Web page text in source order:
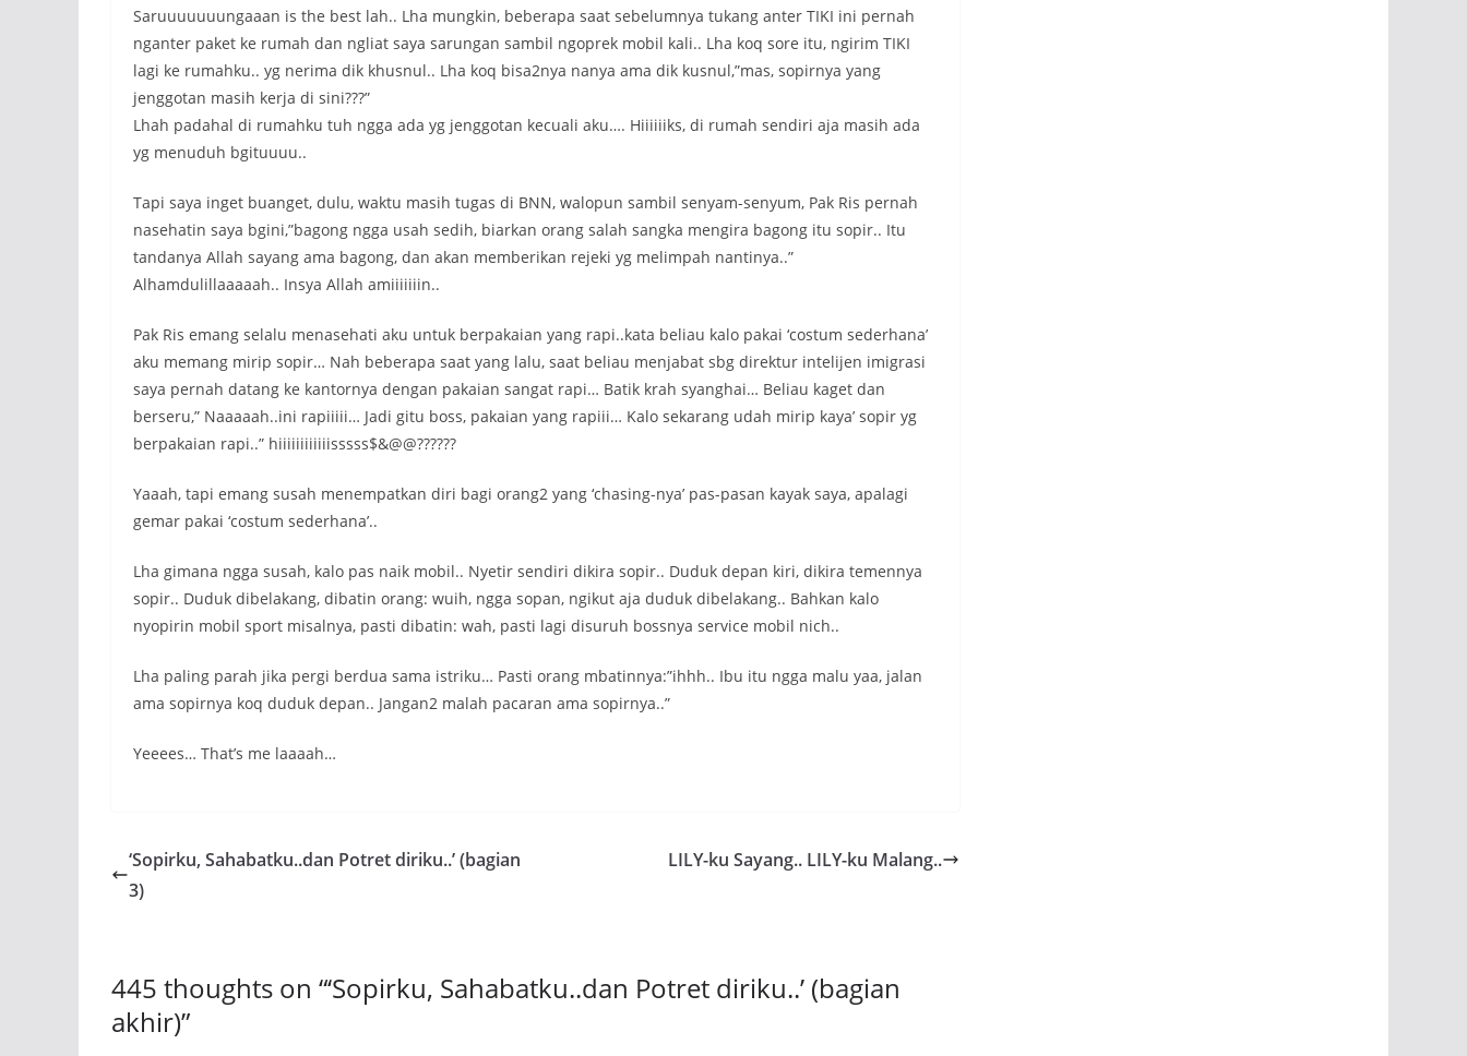
Saruuuuuuungaaan is the best lah.. Lha mungkin, beberapa saat sebelumnya tukang anter TIKI ini pernah
nganter paket ke rumah dan ngliat saya sarungan sambil ngoprek mobil kali.. Lha koq sore itu, ngirim TIKI
lagi ke rumahku.. yg nerima dik khusnul.. Lha koq bisa2nya nanya ama dik kusnul,”mas, sopirnya yang
jenggotan masih kerja di sini???”
Lhah padahal di rumahku tuh ngga ada yg jenggotan kecuali aku…. Hiiiiiiks, di rumah sendiri aja masih ada
yg menuduh bgituuuu..
Tapi saya inget buanget, dulu, waktu masih tugas di BNN, walopun sambil senyam-senyum, Pak Ris pernah
nasehatin saya bgini,”bagong ngga usah sedih, biarkan orang salah sangka mengira bagong itu sopir.. Itu
tandanya Allah sayang ama bagong, dan akan memberikan rejeki yg melimpah nantinya..”
Alhamdulillaaaaah.. Insya Allah amiiiiiiin..
Pak Ris emang selalu menasehati aku untuk berpakaian yang rapi..kata beliau kalo pakai ‘costum sederhana’
aku memang mirip sopir… Nah beberapa saat yang lalu, saat beliau menjabat sbg direktur intelijen imigrasi
saya pernah datang ke kantornya dengan pakaian sangat rapi… Batik krah syanghai… Beliau kaget dan
berseru,” Naaaaah..ini rapiiiii… Jadi gitu boss, pakaian yang rapiii… Kalo sekarang udah mirip kaya’ sopir yg
berpakaian rapi..” hiiiiiiiiiiiisssss$&@@??????
Yaaah, tapi emang susah menempatkan diri bagi orang2 yang ‘chasing-nya’ pas-pasan kayak saya, apalagi
gemar pakai ‘costum sederhana’..
Lha gimana ngga susah, kalo pas naik mobil.. Nyetir sendiri dikira sopir.. Duduk depan kiri, dikira temennya
sopir.. Duduk dibelakang, dibatin orang: wuih, ngga sopan, ngikut aja duduk dibelakang.. Bahkan kalo
nyopirin mobil sport misalnya, pasti dibatin: wah, pasti lagi disuruh bossnya service mobil nich..
Lha paling parah jika pergi berdua sama istriku… Pasti orang mbatinnya:”ihhh.. Ibu itu ngga malu yaa, jalan
ama sopirnya koq duduk depan.. Jangan2 malah pacaran ama sopirnya..”
Yeeees… That’s me laaaah…
‘Sopirku, Sahabatku..dan Potret diriku..’ (bagian
3)
LILY-ku Sayang.. LILY-ku Malang..
445 thoughts on “‘Sopirku, Sahabatku..dan Potret diriku..’ (bagian
akhir)”